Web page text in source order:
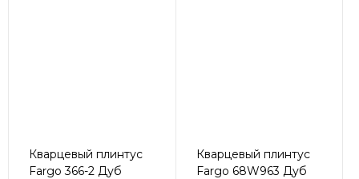
Кварцевый плинтус
Fargo 366-2 Дуб
Кварцевый плинтус
Fargo 68W963 Дуб